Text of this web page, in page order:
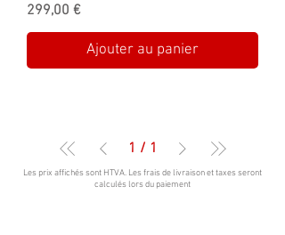
Prix
299,00 €
Ajouter au panier
1 / 1
Les prix affichés sont HTVA. Les frais de livraison et taxes seront
calculés lors du paiement